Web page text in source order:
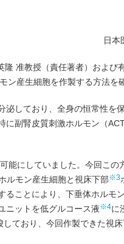
日本
准教授（責任著者）および
ン産生細胞を作製する方法を
しており、全身の恒常性を
副腎皮質刺激ホルモン（
能にしていました。今回この
ルモン産生細胞と視床下部※3
ことにより、下垂体ホルモ
ニットを低グルコース液※4に
ており、今回作製できた視